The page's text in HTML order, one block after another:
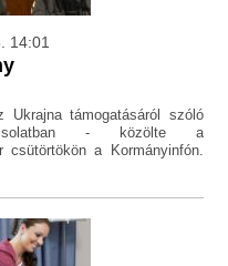
14:01
támogatásáról szóló
- közölte a
csütörtökön a Kormányinfón.